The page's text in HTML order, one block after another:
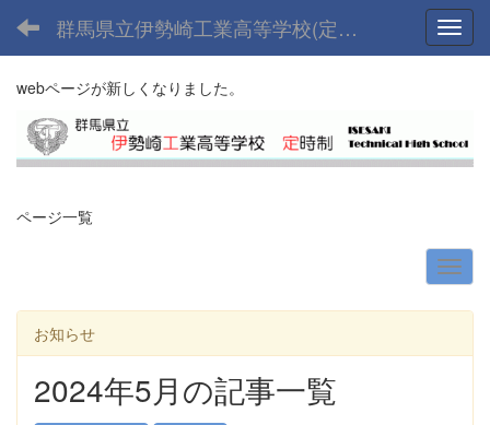
群馬県立伊勢崎工業高等学校(定時制課程)
webページが新しくなりました。
ページ一覧
お知らせ
2024年5月の記事一覧